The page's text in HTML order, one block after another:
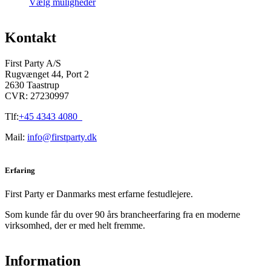
Kontakt
First Party A/S
Rugvænget 44, Port 2
2630 Taastrup
CVR: 27230997
Tlf:+45 4343 4080
Mail: info@firstparty.dk
Erfaring
First Party er Danmarks mest erfarne festudlejere.
Som kunde får du over 90 års brancheerfaring fra en moderne
virksomhed, der er med helt fremme.
Information